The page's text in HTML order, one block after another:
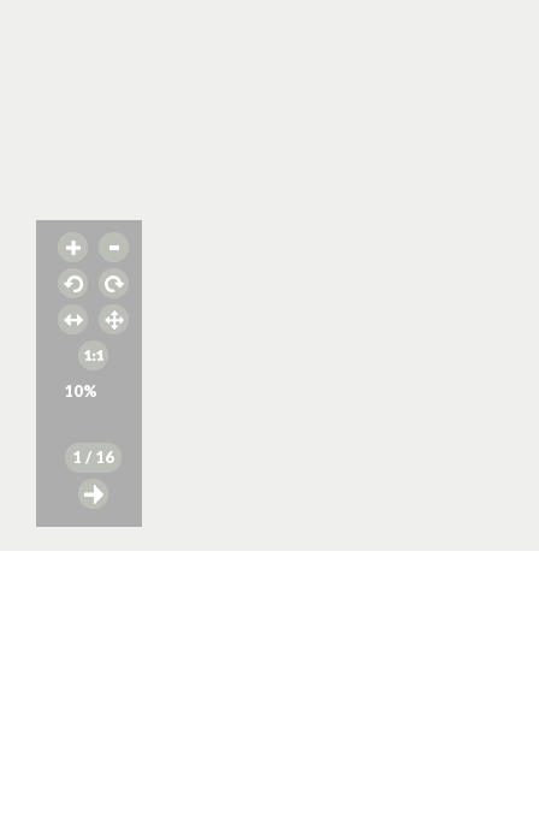
10%
1 / 16